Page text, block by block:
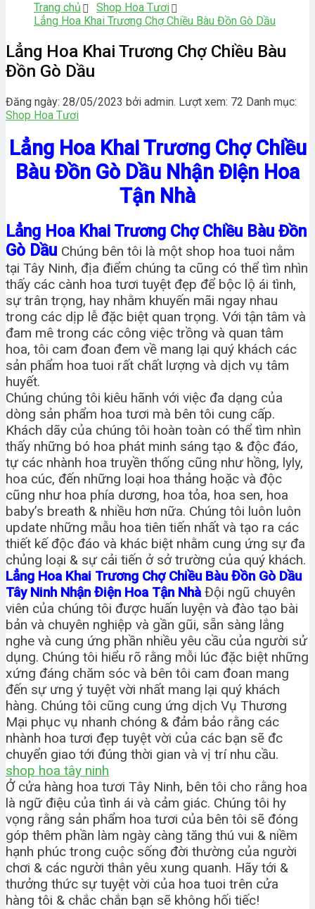
Trang chủ
Shop Hoa Tươi
Lẳng Hoa Khai Trương Chợ Chiều Bàu Đồn Gò Dầu
Lẳng Hoa Khai Trương Chợ Chiều Bàu
Đồn Gò Dầu
Đăng ngày: 28/05/2023 bởi admin. Lượt xem: 72 Danh mục:
Shop Hoa Tươi
Lẳng Hoa Khai Trương Chợ Chiều
Bàu Đồn Gò Dầu Nhận Điện Hoa
Tận Nhà
Lẳng Hoa Khai Trương Chợ Chiều Bàu Đồn
Gò Dầu Chúng bên tôi là một shop hoa tuoi nằm
tại Tây Ninh, địa điểm chúng ta cũng có thể tìm nhìn
thấy các cành hoa tươi tuyệt đẹp để bộc lộ ái tình,
sự trân trọng, hay nhằm khuyến mãi ngay nhau
trong các dịp lễ đặc biệt quan trọng. Với tận tâm và
đam mê trong các công việc trồng và quan tâm
hoa, tôi cam đoan đem về mang lại quý khách các
sản phẩm hoa tuoi rất chất lượng và dịch vụ tâm
huyết.
Chúng chúng tôi kiêu hãnh với việc đa dạng của
dòng sản phẩm hoa tươi mà bên tôi cung cấp.
Khách dãy của chúng tôi hoàn toàn có thể tìm nhìn
thấy những bó hoa phát minh sáng tạo & độc đáo,
tự các nhành hoa truyền thống cũng như hồng, lyly,
hoa cúc, đến những loại hoa thảng hoặc và độc
cũng như hoa phía dương, hoa tỏa, hoa sen, hoa
baby’s breath & nhiều hơn nữa. Chúng tôi luôn luôn
update những mẫu hoa tiên tiến nhất và tạo ra các
thiết kế độc đáo và khác biệt nhằm cung ứng sự đa
chủng loại & sự cải tiến ở sở trường của quý khách.
Lẳng Hoa Khai Trương Chợ Chiều Bàu Đồn Gò Dầu
Tây Ninh Nhận Điện Hoa Tận NhàĐội ngũ chuyên
viên của chúng tôi được huấn luyện và đào tạo bài
bản và chuyên nghiệp và gần gũi, sẵn sàng lắng
nghe và cung ứng phần nhiều yêu cầu của người sử
dụng. Chúng tôi hiểu rõ rằng mỗi lúc đặc biệt những
xứng đáng chăm sóc và bên tôi cam đoan mang
đến sự ưng ý tuyệt vời nhất mang lại quý khách
hàng. Chúng tôi cũng cung ứng dịch Vụ Thương
Mại phục vụ nhanh chóng & đảm bảo rằng các
nhành hoa tươi đẹp tuyệt vời của các bạn sẽ đc
chuyển giao tới đúng thời gian và vị trí nhu cầu.
shop hoa tây ninh
Ở cửa hàng hoa tươi Tây Ninh, bên tôi cho rằng hoa
là ngữ điệu của tình ái và cảm giác. Chúng tôi hy
vọng rằng sản phẩm hoa tươi của bên tôi sẽ đóng
góp thêm phần làm ngày càng tăng thú vui & niềm
hạnh phúc trong cuộc sống đời thường của người
chơi & các người thân yêu xung quanh. Hãy tới &
thưởng thức sự tuyệt vời của hoa tuoi trên cửa
hàng tôi & chắc chắn bạn sẽ không hối tiếc!